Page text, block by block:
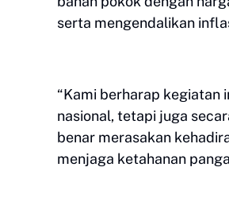
serta mengendalikan
“Kami berharap kegiatan
nasional, tetapi juga
benar merasakan
menjaga ketahanan